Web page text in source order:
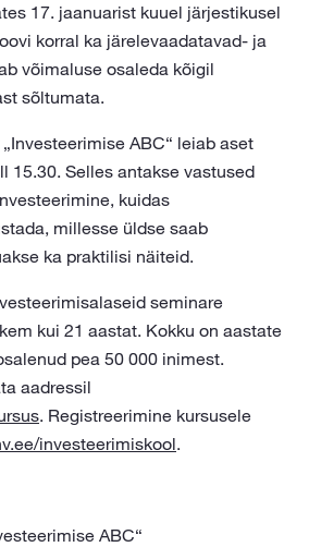
17. jaanuarist kuuel järjestikusel
korral ka järelevaadatavad- ja
võimaluse osaleda kõigil
sõltumata.
ABC“ leiab aset
15.30. Selles antakse vastused
kuidas
millesse üldse saab
ka praktilisi näiteid.
seminare
kui 21 aastat. Kokku on aastate
pea 50 000 inimest.
aadressil
. Registreerimine kursusele
investeerimiskool.
ABC“